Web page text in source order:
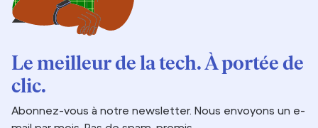
Le meilleur de la tech. À portée de
clic.
Abonnez-vous à notre newsletter. Nous envoyons un e-